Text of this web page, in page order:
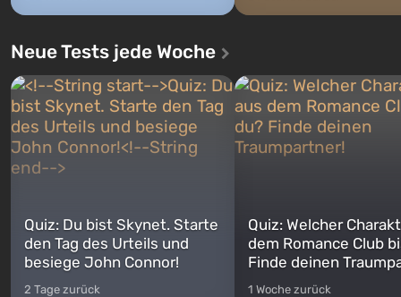
Neue Tests jede Woche
Quiz: Du bist Skynet. Starte
den Tag des Urteils und
besiege John Connor!
2 Tage zurück
Quiz: Welcher
dem Romance Club
Finde deinen
1 Woche zurück